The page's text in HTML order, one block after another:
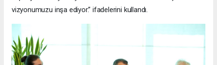
vizyonumuzu inşa ediyor.” ifadelerini kullandı.